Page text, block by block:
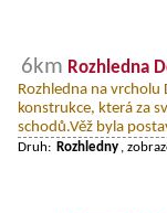
6km Rozhledna
Rozhledna na
konstrukce, která za
schodů.Věž byla
Druh: Rozhledny ,